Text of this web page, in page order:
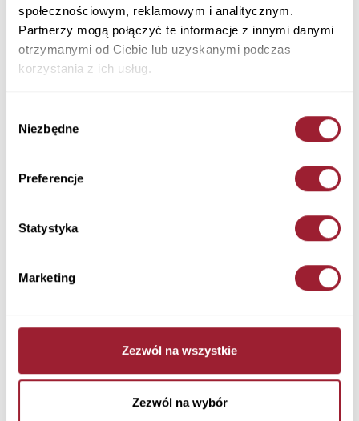
społecznościowym, reklamowym i analitycznym.
Partnerzy mogą połączyć te informacje z innymi danymi
otrzymanymi od Ciebie lub uzyskanymi podczas
korzystania z ich usług.
zgody
Niezbędne
Preferencje
Statystyka
Marketing
Zezwól na wszystkie
Zezwól na wybór
+ Zapytaj o rozmiar
Kolory
Rozmiar